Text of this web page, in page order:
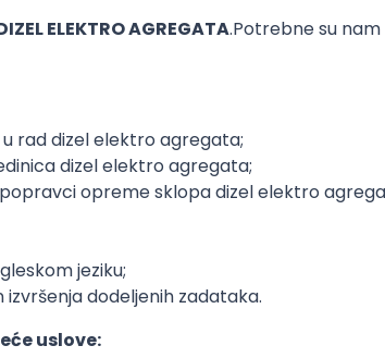
ELEKTRO AGREGATA.Potrebne su
rad dizel elektro agregata;
dizel elektro agregata;
opreme sklopa dizel elektro
jeziku;
dodeljenih zadataka.
uslove: